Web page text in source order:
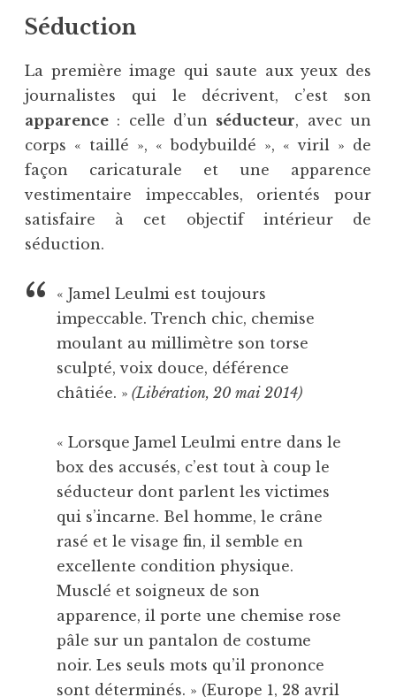
Séduction
La première image qui saute aux yeux des
journalistes qui le décrivent, c’est son
apparence : celle d’un séducteur, avec un
corps « taillé », « bodybuildé », « viril » de
façon caricaturale et une apparence
vestimentaire impeccables, orientés pour
satisfaire à cet objectif intérieur de
séduction.
« Jamel Leulmi est toujours
impeccable. Trench chic, chemise
moulant au millimètre son torse
sculpté, voix douce, déférence
châtiée. » (Libération, 20 mai 2014)
« Lorsque Jamel Leulmi entre dans le
box des accusés, c’est tout à coup le
séducteur dont parlent les victimes
qui s’incarne. Bel homme, le crâne
rasé et le visage fin, il semble en
excellente condition physique.
Musclé et soigneux de son
apparence, il porte une chemise rose
pâle sur un pantalon de costume
noir. Les seuls mots qu’il prononce
sont déterminés. » (Europe 1, 28 avril